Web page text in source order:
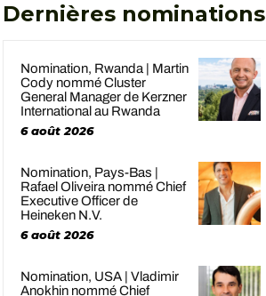
Dernières nominations
Nomination, Rwanda | Martin
Cody nommé Cluster
General Manager de Kerzner
International au Rwanda
6 août 2026
Nomination, Pays-Bas |
Rafael Oliveira nommé Chief
Executive Officer de
Heineken N.V.
6 août 2026
Nomination, USA | Vladimir
Anokhin nommé Chief